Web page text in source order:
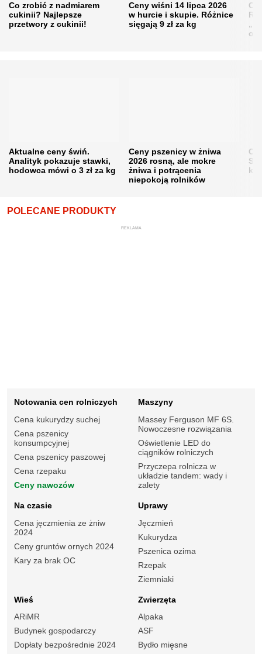
Co zrobić z nadmiarem
cukinii? Najlepsze
przetwory z cukinii!
Ceny wiśni 14 lipca 2026
w hurcie i skupie. Różnice
sięgają 9 zł za kg
Aktualne ceny świń.
Analityk pokazuje stawki,
hodowca mówi o 3 zł za kg
Ceny pszenicy w żniwa
2026 rosną, ale mokre
żniwa i potrącenia
niepokoją rolników
POLECANE PRODUKTY
REKLAMA
Notowania cen rolniczych
Cena kukurydzy suchej
Cena pszenicy
konsumpcyjnej
Cena pszenicy paszowej
Cena rzepaku
Ceny nawozów
Maszyny
Massey Ferguson MF 6S.
Nowoczesne rozwiązania
Oświetlenie LED do
ciągników rolniczych
Przyczepa rolnicza w
układzie tandem: wady i
zalety
Na czasie
Cena jęczmienia ze żniw
2024
Ceny gruntów ornych 2024
Kary za brak OC
Uprawy
Jęczmień
Kukurydza
Pszenica ozima
Rzepak
Ziemniaki
Wieś
ARiMR
Budynek gospodarczy
Dopłaty bezpośrednie 2024
Zwierzęta
Alpaka
ASF
Bydło mięsne